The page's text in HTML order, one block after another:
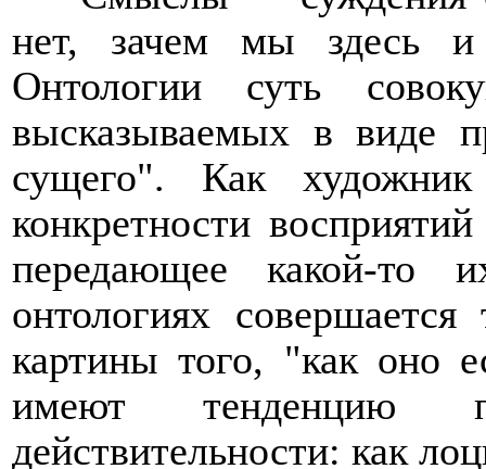
нет, зачем мы здесь и
Онтологии суть
высказываемых в виде
сущего". Как
конкретности
передающее какой-
онтологиях
картины того, "как оно
имеют тенденцию
действительности: как